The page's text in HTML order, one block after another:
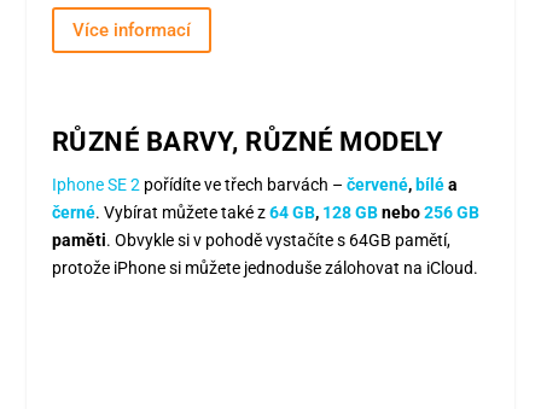
Více informací
RŮZNÉ BARVY, RŮZNÉ MODELY
Iphone SE 2pořídíte ve třech barvách – červené, bíléa
černé. Vybírat můžete také z64 GB, 128 GBnebo256 GB
paměti. Obvykle si v pohodě vystačíte s 64GB pamětí,
protože iPhone si můžete jednoduše zálohovat na iCloud.